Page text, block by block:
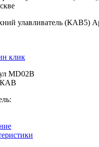
улавливатель (КАВ5)
клик
MD02B
КАВ